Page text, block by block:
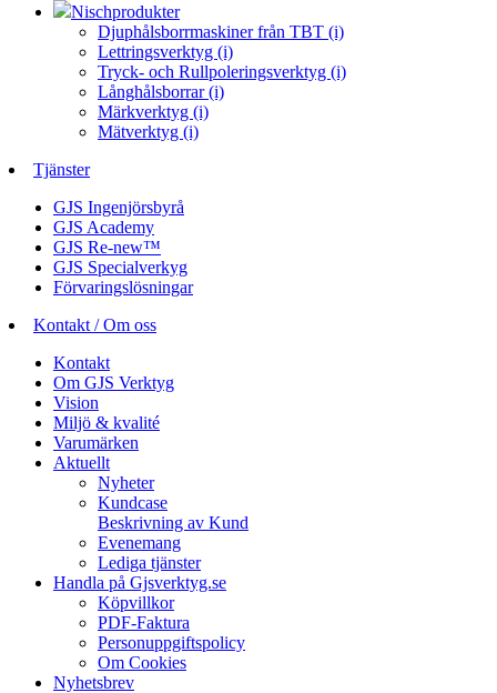
Nischprodukter
Djuphålsborrmaskiner från TBT (i)
Lettringsverktyg (i)
Tryck- och Rullpoleringsverktyg (i)
Långhålsborrar (i)
Märkverktyg (i)
Mätverktyg (i)
Tjänster
GJS Ingenjörsbyrå
GJS Academy
GJS Re-new™
GJS Specialverkyg
Förvaringslösningar
Kontakt / Om oss
Kontakt
Om GJS Verktyg
Vision
Miljö & kvalité
Varumärken
Aktuellt
Nyheter
Kundcase
Beskrivning av Kund
Evenemang
Lediga tjänster
Handla på Gjsverktyg.se
Köpvillkor
PDF-Faktura
Personuppgiftspolicy
Om Cookies
Nyhetsbrev